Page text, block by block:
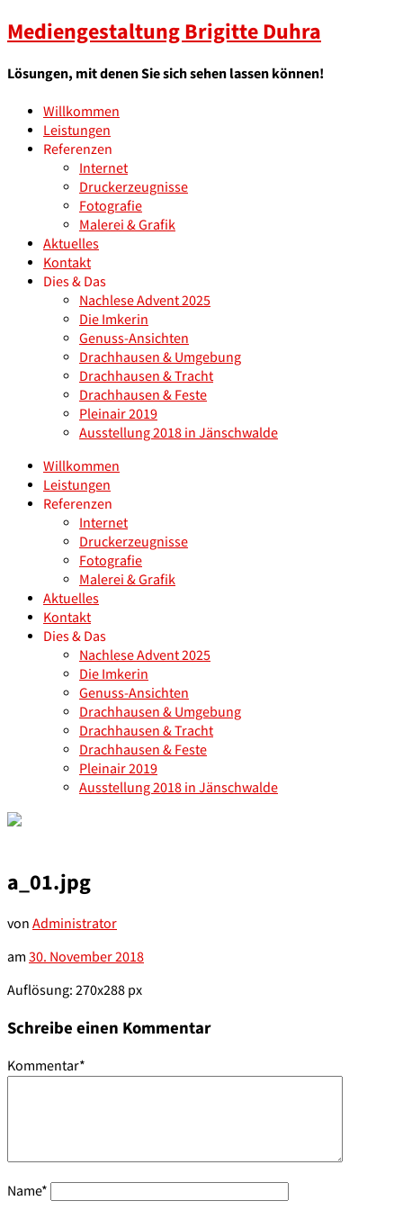
Mediengestaltung Brigitte Duhra
Lösungen, mit denen Sie sich sehen lassen können!
Willkommen
Leistungen
Referenzen
Internet
Druckerzeugnisse
Fotografie
Malerei & Grafik
Aktuelles
Kontakt
Dies & Das
Nachlese Advent 2025
Die Imkerin
Genuss-Ansichten
Drachhausen & Umgebung
Drachhausen & Tracht
Drachhausen & Feste
Pleinair 2019
Ausstellung 2018 in Jänschwalde
Willkommen
Leistungen
Referenzen
Internet
Druckerzeugnisse
Fotografie
Malerei & Grafik
Aktuelles
Kontakt
Dies & Das
Nachlese Advent 2025
Die Imkerin
Genuss-Ansichten
Drachhausen & Umgebung
Drachhausen & Tracht
Drachhausen & Feste
Pleinair 2019
Ausstellung 2018 in Jänschwalde
a_01.jpg
vonAdministrator
am30. November 2018
Auflösung: 270x288 px
Schreibe einen Kommentar
Kommentar*
Name*